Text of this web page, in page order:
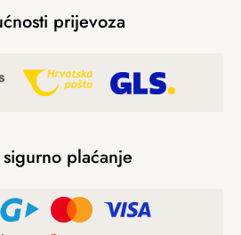
prijevoza
plaćanje